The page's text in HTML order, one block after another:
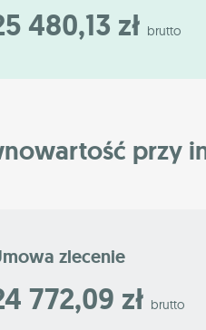
480,13 zł brutto
przy
zlecenie
772,09 zł brutto